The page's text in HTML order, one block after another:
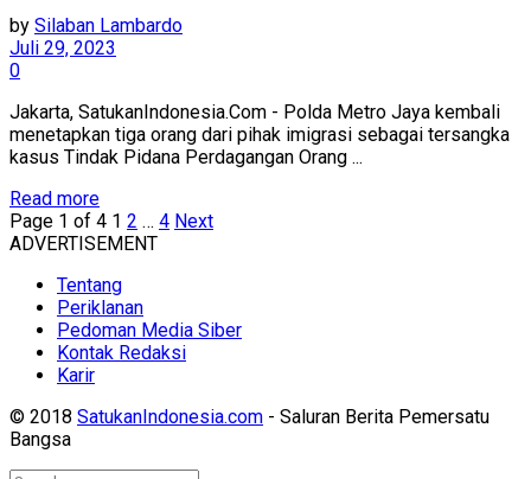
by Silaban Lambardo
Juli 29, 2023
0
Jakarta, SatukanIndonesia.Com - Polda Metro Jaya kembali
menetapkan tiga orang dari pihak imigrasi sebagai tersangka
kasus Tindak Pidana Perdagangan Orang ...
Read more
Page 1 of 4 1 2 … 4 Next
ADVERTISEMENT
Tentang
Periklanan
Pedoman Media Siber
Kontak Redaksi
Karir
© 2018 SatukanIndonesia.com - Saluran Berita Pemersatu
Bangsa